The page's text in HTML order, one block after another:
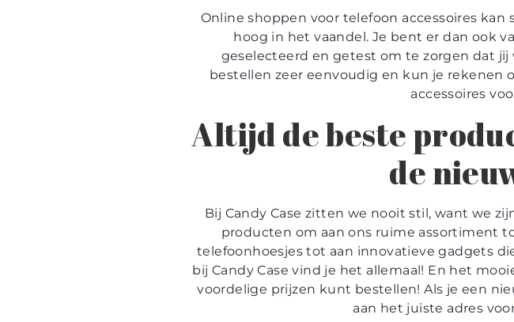
Online shoppen voor telefoon accessoires kan
hoog in het vaandel. Je bent er dan ook
geselecteerd en getest om te zorgen dat
bestellen zeer eenvoudig en kun je rekenen
accessoires
Altijd de beste
de
Bij Candy Case zitten we nooit stil, want we
producten om aan ons ruime assortiment
telefoonhoesjes tot aan innovatieve gadgets
bij Candy Case vind je het allemaal! En het
voordelige prijzen kunt bestellen! Als je een
aan het juiste adres